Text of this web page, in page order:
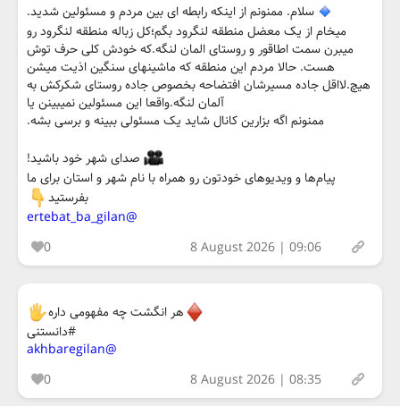
سلام. ممنونم از اینکه رابطه ای بین مردم و مسئولین شدید.
میخام از یک معضل منطقه لنگرود بگم؛کل زباله منطقه لنگرود رو
میبرن سمت اطاقور و روستای المان لنگه.که خودش کلی حرف توش
هست. حالا مردم این منطقه که ماشینهای سنگین اذیت میشن
هیچ.لااقل جاده مسیرشان افتضاحه بخصوص جاده روستای شکرکش به
آلمان لنگه.واقعا این مسئولین نمیبینن یا
ممنونم اگه بزارین کانال شاید یک مسئولی ببینه و برسی بشه.
صدای شهر خود باشید!
پیام‌ها و ویدیوهای خودتون رو همراه با نام شهر و استان برای ما
بفرستید
@ertebat_ba_gilan
0
8 August 2026 | 09:06
هر انگشت چه مفهومی داره
#دانستنی
@akhbaregilan
0
8 August 2026 | 08:35